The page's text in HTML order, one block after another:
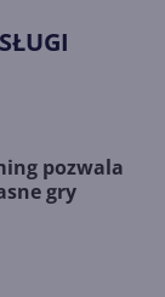
pozwala
gry